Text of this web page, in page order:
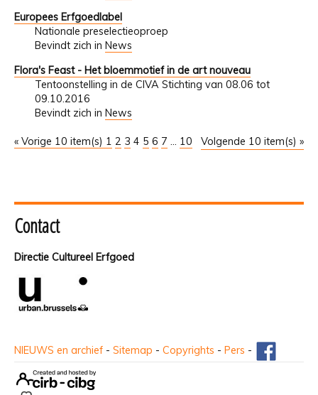
Europees Erfgoedlabel
Nationale preselectieoproep
Bevindt zich in News
Flora's Feast - Het bloemmotief in de art nouveau
Tentoonstelling in de CIVA Stichting van 08.06 tot
09.10.2016
Bevindt zich in News
« Vorige 10 item(s) Volgende 10 item(s) »
1 2 3 4 5 6 7 ... 10
Contact
Directie Cultureel Erfgoed
NIEUWS en archief - Sitemap - Copyrights - Pers -